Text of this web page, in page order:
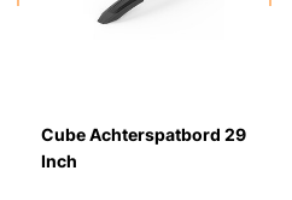
Cube Achterspatbord 29
Inch